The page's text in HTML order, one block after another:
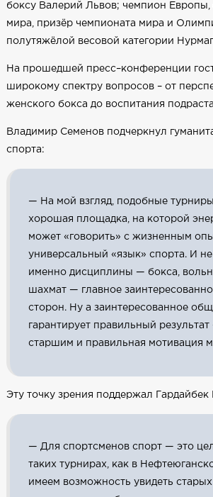
боксу Валерий Львов; чемпион Европы,
мира, призёр чемпионата мира и
полутяжёлой весовой категории
На прошедшей пресс–конференции
широкому спектру вопросов – от
женского бокса до воспитания
Владимир Семенов подчеркнул
спорта:
— На мой взгляд, подобные
хорошая площадка, на которой
может «говорить» с жизненным
универсальный «язык» спорта. И
именно дисциплины — бокса,
шахмат — главное
сторон. Ну а заинтересованное
гарантирует правильный
старшим и правильная мотивация
Эту точку зрения поддержал Гардайбек
— Для спортсменов спорт — это
таких турнирах, как в
имеем возможность увидеть старых